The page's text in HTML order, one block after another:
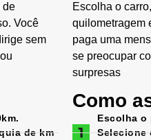
de
Você
sem
de km
Escolha o
quilometragem
paga uma
se preocupar
surpresas
Como
Escolha o
Selecione